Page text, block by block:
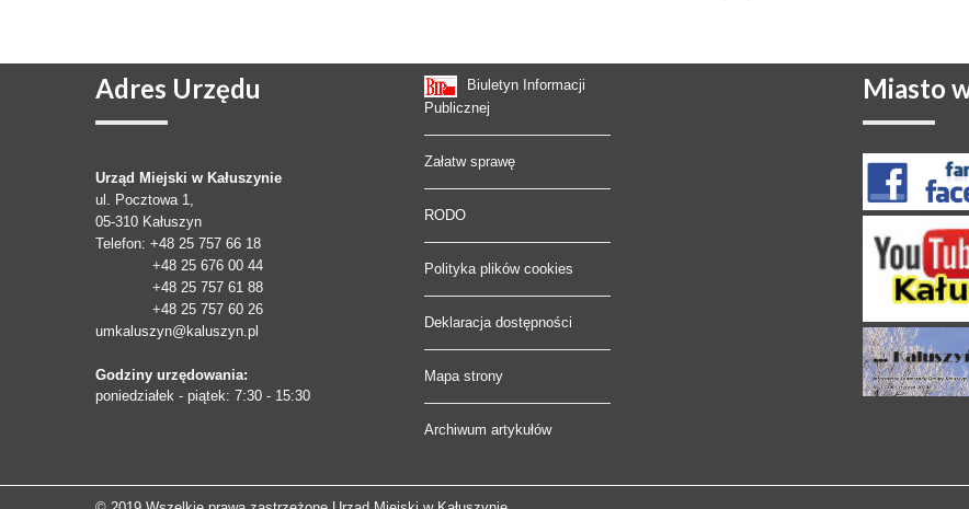
Adres Urzędu
Urząd Miejski w Kałuszynie
ul. Pocztowa 1,
05-310 Kałuszyn
Telefon: +48 25 757 66 18
+48 25 676 00 44
+48 25 757 61 88
+48 25 757 60 26
umkaluszyn@kaluszyn.pl
Godziny urzędowania:
poniedziałek - piątek: 7:30 - 15:30
Biuletyn Informacji
Publicznej
Załatw sprawę
RODO
Polityka plików cookies
Deklaracja dostępności
Mapa strony
Archiwum artykułów
Miasto